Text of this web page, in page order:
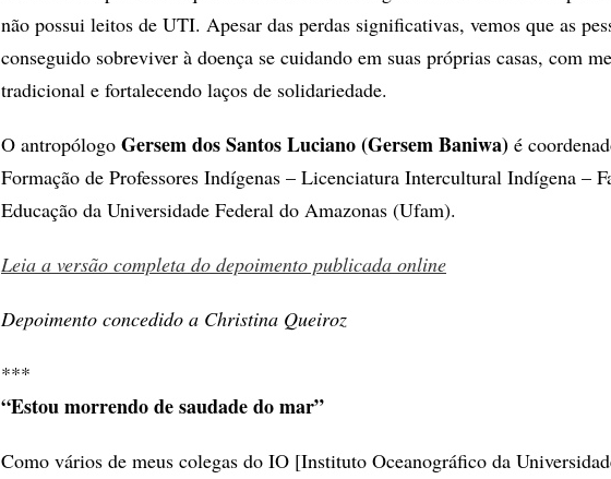
não possui leitos de UTI. Apesar das perdas significativas, vemos que as
conseguido sobreviver à doença se cuidando em suas próprias casas, com
tradicional e fortalecendo laços de solidariedade.
O antropólogo Gersem dos Santos Luciano (Gersem Baniwa) é
Formação de Professores Indígenas – Licenciatura Intercultural Indígena –
Educação da Universidade Federal do Amazonas (Ufam).
Leia a versão completa do depoimento publicada online
Depoimento concedido a Christina Queiroz
***
“Estou morrendo de saudade do mar”
Como vários de meus colegas do IO [Instituto Oceanográfico da